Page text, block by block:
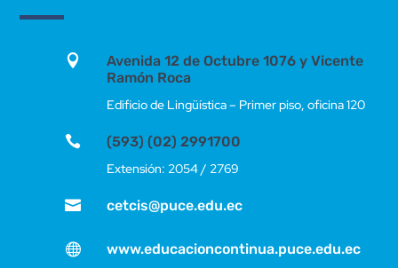

Avenida 12 de Octubre 1076 y Vicente
Ramón Roca
Edificio de Lingüística – Primer piso, oficina 120
 (593) (02) 2991700
Extensión: 2054 / 2769
 cetcis@puce.edu.ec
 www.educacioncontinua.puce.edu.ec